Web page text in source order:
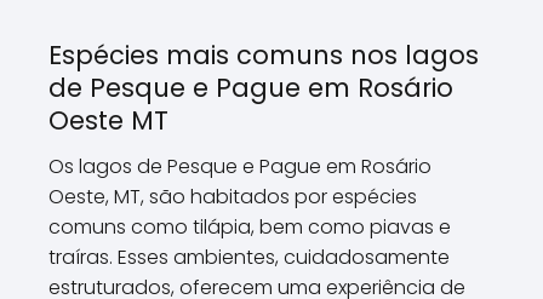
Espécies mais comuns nos lagos
de Pesque e Pague em Rosário
Oeste MT
Os lagos de Pesque e Pague em Rosário
Oeste, MT, são habitados por espécies
comuns como tilápia, bem como piavas e
traíras. Esses ambientes, cuidadosamente
estruturados, oferecem uma experiência de